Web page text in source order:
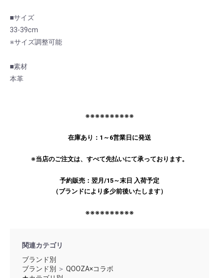
■サイズ
33-39cm
※サイズ調整可能
■素材
本革
※※※※※※※※※※
在庫あり：1～6営業日に発送
※当店のご注文は、すべて先払いにて承っております。
予約販売：翌月/15～末日 入荷予定
（ブランドにより多少前後いたします）
※※※※※※※※※※
関連カテゴリ
ブランド別
ブランド別 ＞ QOOZA×コラボ